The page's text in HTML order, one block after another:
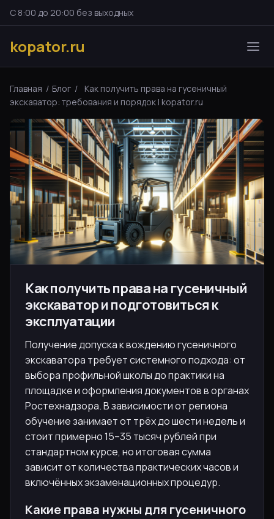
С 8:00 до 20:00 без выходных
kopator.ru
Главная / Блог /
Как получить права на гусеничный
экскаватор: требования и порядок | kopator.ru
Как получить права на гусеничный
экскаватор и подготовиться к
эксплуатации
Получение допуска к вождению гусеничного
экскаватора требует системного подхода: от
выбора профильной школы до практики на
площадке и оформления документов в органах
Ростехнадзора. В зависимости от региона
обучение занимает от трёх до шести недель и
стоит примерно 15–35 тысяч рублей при
стандартном курсе, но итоговая сумма
зависит от количества практических часов и
включённых экзаменационных процедур.
Какие права нужны для гусеничного